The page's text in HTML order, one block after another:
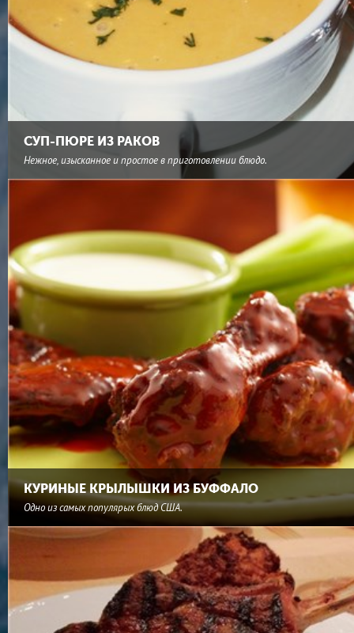
СУП-ПЮРЕ ИЗ РАКОВ
Нежное, изысканное и простое в приготовлении блюдо.
КУРИНЫЕ КРЫЛЫШКИ ИЗ БУФФАЛО
Одно из самых популярых блюд США.